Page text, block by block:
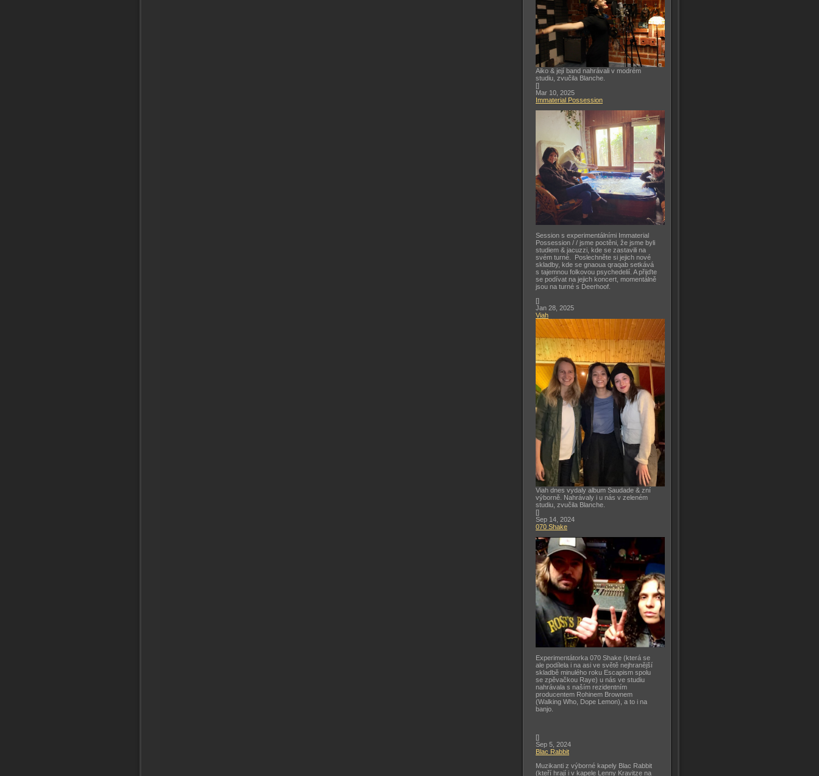
Aiko & její band nahrávali v modrém
studiu, zvučila Blanche.
[]
Mar 10, 2025
Immaterial Possession
Session s experimentálními Immaterial
Possession / / jsme poctěni, že jsme byli
studiem & jacuzzi, kde se zastavili na
svém turné. Poslechněte si jejich nové
skladby, kde se gnaoua qraqab setkává
s tajemnou folkovou psychedelií. A přijďte
se podívat na jejich koncert, momentálně
jsou na turné s Deerhoof.
[]
Jan 28, 2025
Viah
Viah dnes vydaly album Saudade & zní
výborně. Nahrávaly i u nás v zeleném
studiu, zvučila Blanche.
[]
Sep 14, 2024
070 Shake
Experimentátorka 070 Shake (která se
ale podílela i na asi ve světě nejhranější
skladbě minulého roku Escapism spolu
se zpěvačkou Raye) u nás ve studiu
nahrávala s naším rezidentním
producentem Rohinem Brownem
(Walking Who, Dope Lemon), a to i na
banjo.
[]
Sep 5, 2024
Blac Rabbit
Muzikanti z výborné kapely Blac Rabbit
(kteří hrají i v kapele Lenny Kravitze na